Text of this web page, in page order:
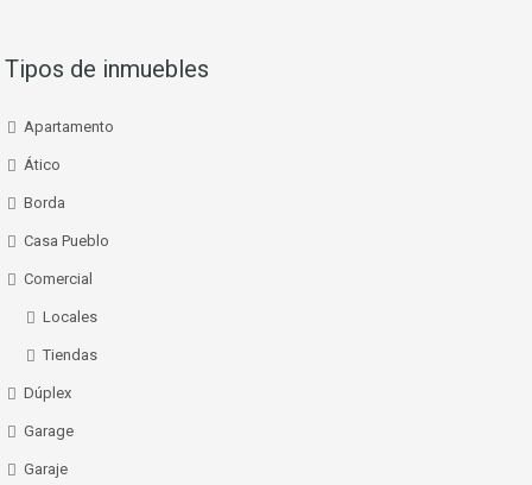
Tipos de inmuebles
Apartamento
Ático
Borda
Casa Pueblo
Comercial
Locales
Tiendas
Dúplex
Garage
Garaje